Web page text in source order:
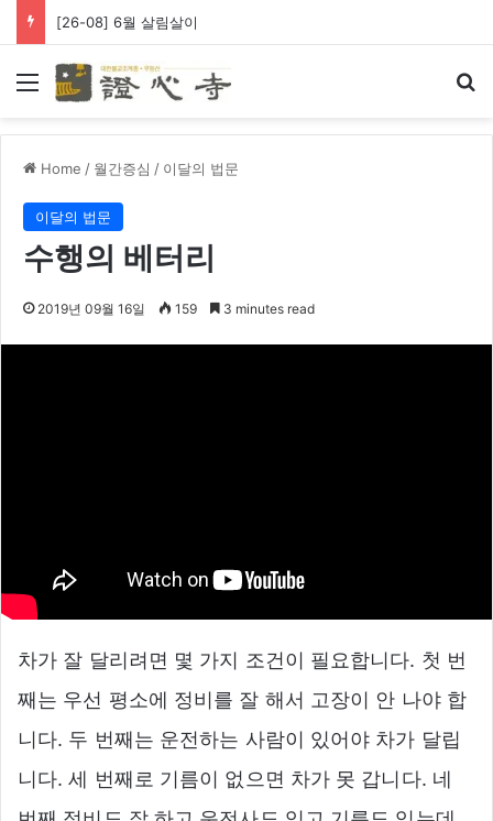
[26-08] 왕생극락 바라옵니다
Menu
Home / 월간증심 / 이달의 법문
이달의 법문
수행의 베터리
2019년 09월 16일 159 3 minutes read
차가 잘 달리려면 몇 가지 조건이 필요합니다. 첫 번
째는 우선 평소에 정비를 잘 해서 고장이 안 나야 합
니다. 두 번째는 운전하는 사람이 있어야 차가 달립
니다. 세 번째로 기름이 없으면 차가 못 갑니다. 네